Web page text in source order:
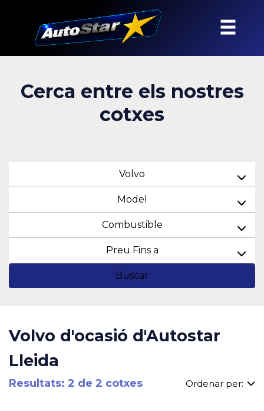
Cerca entre els nostres
cotxes
Volvo
Model
Combustible
Preu Fins a
Buscar
Volvo d'ocasió d'Autostar
Lleida
Resultats: 2 de 2 cotxes Ordenar per: